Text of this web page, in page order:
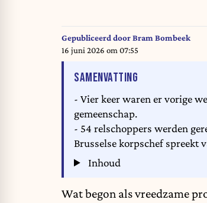
Gepubliceerd doorBram Bombeek
16 juni 2026 om 07:55
SAMENVATTING
- Vier keer waren er vorige
gemeenschap.
- 54 relschoppers werden
Brusselse korpschef spreekt
Inhoud
Wat begon als vreedzame